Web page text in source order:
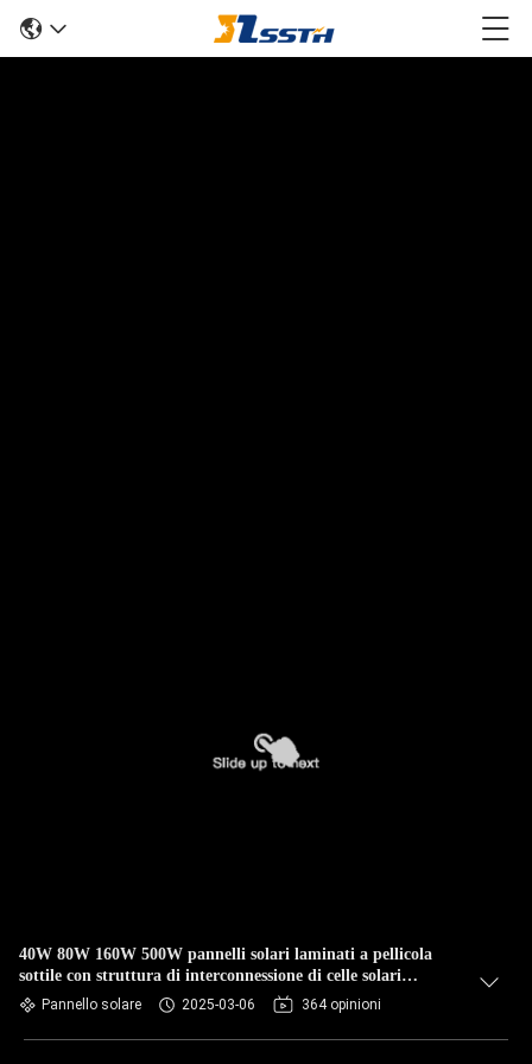
40W 80W 160W 500W pannelli solari laminati a pellicola
sottile con struttura di interconnessione di celle solari
innovative
Pannello solare 2025-03-06 364 opinioni